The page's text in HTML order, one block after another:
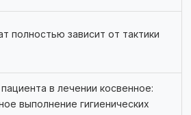
полностью зависит от тактики
в лечении косвенное:
выполнение гигиенических